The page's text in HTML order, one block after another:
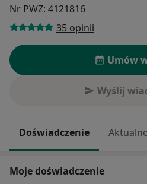
Nr PWZ: 4121816
35 opinii
Umów
Wyślij
Doświadczenie
Moje doświadczenie